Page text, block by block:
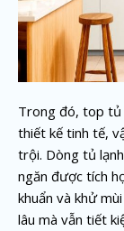
Trong đó, top tủ
thiết kế tinh tế,
trội. Dòng tủ
ngăn được tích
khuẩn và khử
lâu mà vẫn tiết